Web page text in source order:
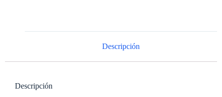
Descripción
Descripción